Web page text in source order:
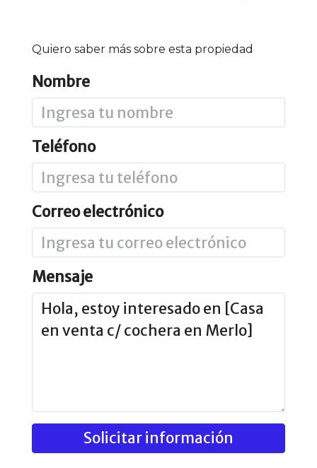
Quiero saber más sobre esta propiedad
Nombre
Teléfono
Correo electrónico
Mensaje
Solicitar información